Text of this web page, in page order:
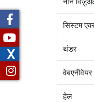
सिस्टम
थंडर
वेबएनीवेयर
हेल
X